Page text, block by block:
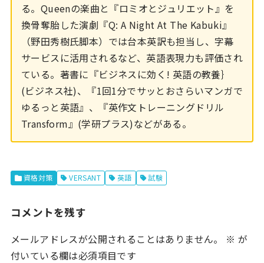
る。Queenの楽曲と『ロミオとジュリエット』を
換骨奪胎した演劇『Q: A Night At The Kabuki』
（野田秀樹氏脚本）では台本英訳も担当し、字幕
サービスに活用されるなど、英語表現力も評価され
ている。著書に『ビジネスに効く! 英語の教養｝
(ビジネス社)、『1回1分でサッとおさらいマンガで
ゆるっと英語』、『英作文トレーニングドリル
Transform』(学研プラス)などがある。
資格対策 VERSANT 英語 試験
コメントを残す
メールアドレスが公開されることはありません。 ※ が
付いている欄は必須項目です